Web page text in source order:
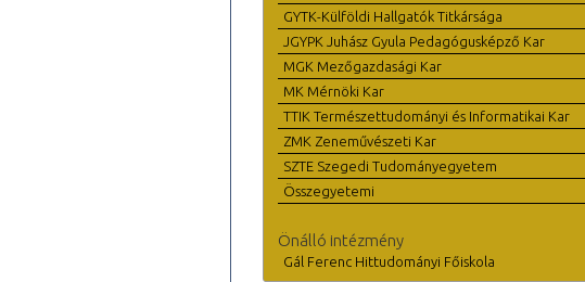
GYTK-Külföldi Hallgatók Titkársága
JGYPK Juhász Gyula Pedagógusképző Kar
MGK Mezőgazdasági Kar
MK Mérnöki Kar
TTIK Természettudományi és Informatikai Kar
ZMK Zeneművészeti Kar
SZTE Szegedi Tudományegyetem
Összegyetemi
Önálló intézmény
Gál Ferenc Hittudományi Főiskola